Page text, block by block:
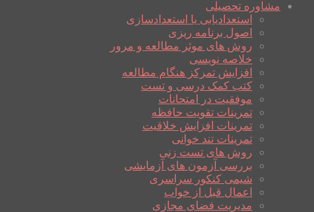
مشاوره تحصیلی
استعدادیابی یا استعدادسازی
اصول برنامه ریزی
روش های موثر مطالعه و مرور
خلاصه نویسی
افزایش تمرکز هنگام مطالعه
کتب کمک درسی و تست
موفقیت در امتحانات
تمرینات تقویت حافظه
تمرینات افزایش خلاقیت
تمرینات تند خوانی
روش های تست زنی
بررسی آزمون های آزمایشی
شیمی کنکور سراسری
اعمال قبل از خواب
مدیریت فضای مجازی